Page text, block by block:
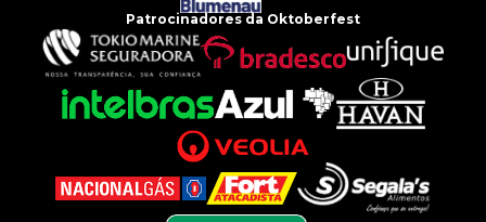
Patrocinadores da Oktoberfest